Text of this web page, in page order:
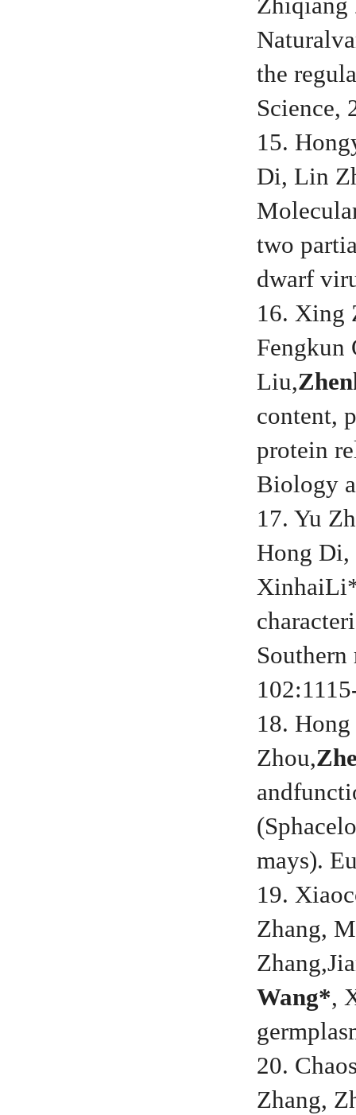
Zhiqiang
the
Science,
15.
Di, Lin
two
dwarf
16. Xing
Fengkun
Liu,
content,
protein
Biology
17. Yu
Hong Di,
18.
Zhou,
mays).
19.
Zhang,
Wang*,
20.
Zhang,